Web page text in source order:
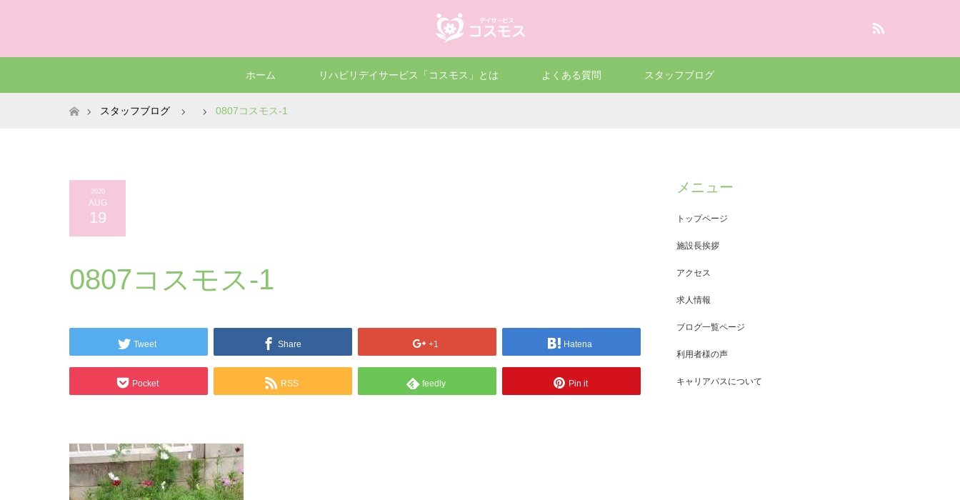
ホーム リハビリデイサービス「コスモス」とは よくある質問 スタッフブログ
ホームスタッフブログ 0807コスモス-1
2020
AUG
19
0807コスモス-1
Tweet Share +1 Hatena
Pocket RSS feedly Pin it
メニュー
トップページ
施設長挨拶
アクセス
求人情報
ブログ一覧ページ
利用者様の声
キャリアパスについて